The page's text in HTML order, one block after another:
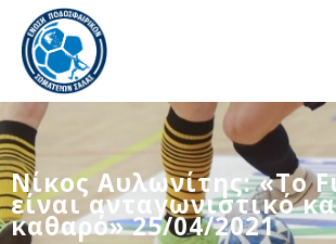
Νίκος Αυλωνίτης: «Το
είναι ανταγωνιστικό
καθαρό» 25/04/2021
ΑΡΧΙΚΗ
ΕΠΣΣ
ΔΙΟΡΓΑΝΩΣΕΙΣ